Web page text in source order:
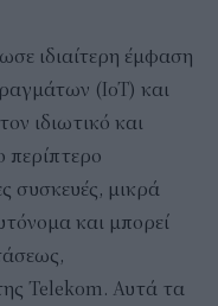
ιδιαίτερη έμφαση
(IoT) και
ιδιωτικό και
περίπτερο
συσκευές, μικρά
και μπορεί
Telekom. Αυτά τα